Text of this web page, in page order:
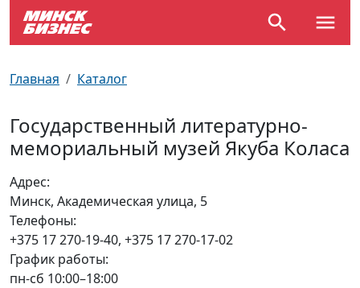
Главная Каталог
Государственный литературно-
мемориальный музей Якуба Коласа
Адрес:
Минск, Академическая улица, 5
Телефоны:
+375 17 270-19-40, +375 17 270-17-02
График работы:
пн-сб 10:00–18:00
Возле метро
Почтовые индексы
Улицы Минска
Производственный календарь
Документы для ЗАГСа
Схема метро
Пробки на дорогах
Самолеты